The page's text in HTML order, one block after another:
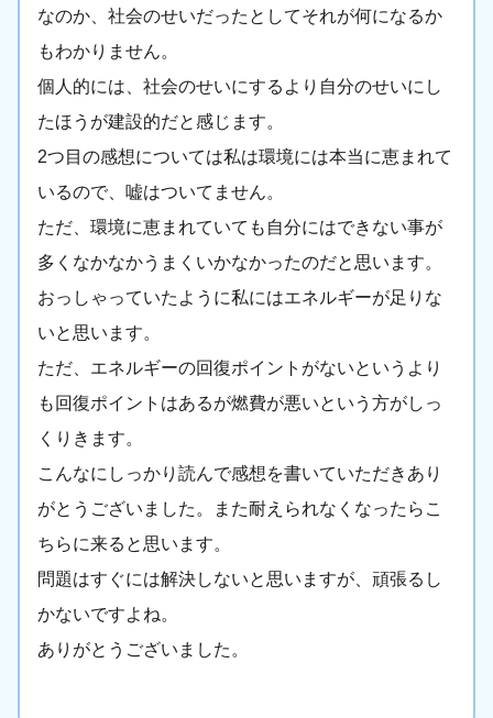
なのか、社会のせいだったとしてそれが何になるか
もわかりません。
個人的には、社会のせいにするより自分のせいにし
たほうが建設的だと感じます。
2つ目の感想については私は環境には本当に恵まれて
いるので、嘘はついてません。
ただ、環境に恵まれていても自分にはできない事が
多くなかなかうまくいかなかったのだと思います。
おっしゃっていたように私にはエネルギーが足りな
いと思います。
ただ、エネルギーの回復ポイントがないというより
も回復ポイントはあるが燃費が悪いという方がしっ
くりきます。
こんなにしっかり読んで感想を書いていただきあり
がとうございました。また耐えられなくなったらこ
ちらに来ると思います。
問題はすぐには解決しないと思いますが、頑張るし
かないですよね。
ありがとうございました。